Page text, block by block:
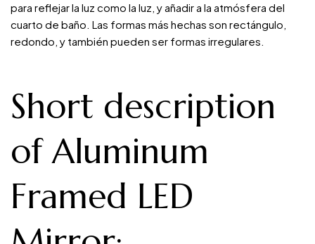
para reflejar la luz como la luz, y añadir a la atmósfera del
cuarto de baño. Las formas más hechas son rectángulo,
redondo, y también pueden ser formas irregulares.
Short description
of Aluminum
Framed LED